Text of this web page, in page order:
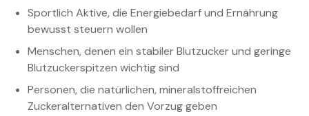
Sportlich Aktive, die Energiebedarf und Ernährung
bewusst steuern wollen
Menschen, denen ein stabiler Blutzucker und geringe
Blutzuckerspitzen wichtig sind
Personen, die natürlichen, mineralstoffreichen
Zuckeralternativen den Vorzug geben